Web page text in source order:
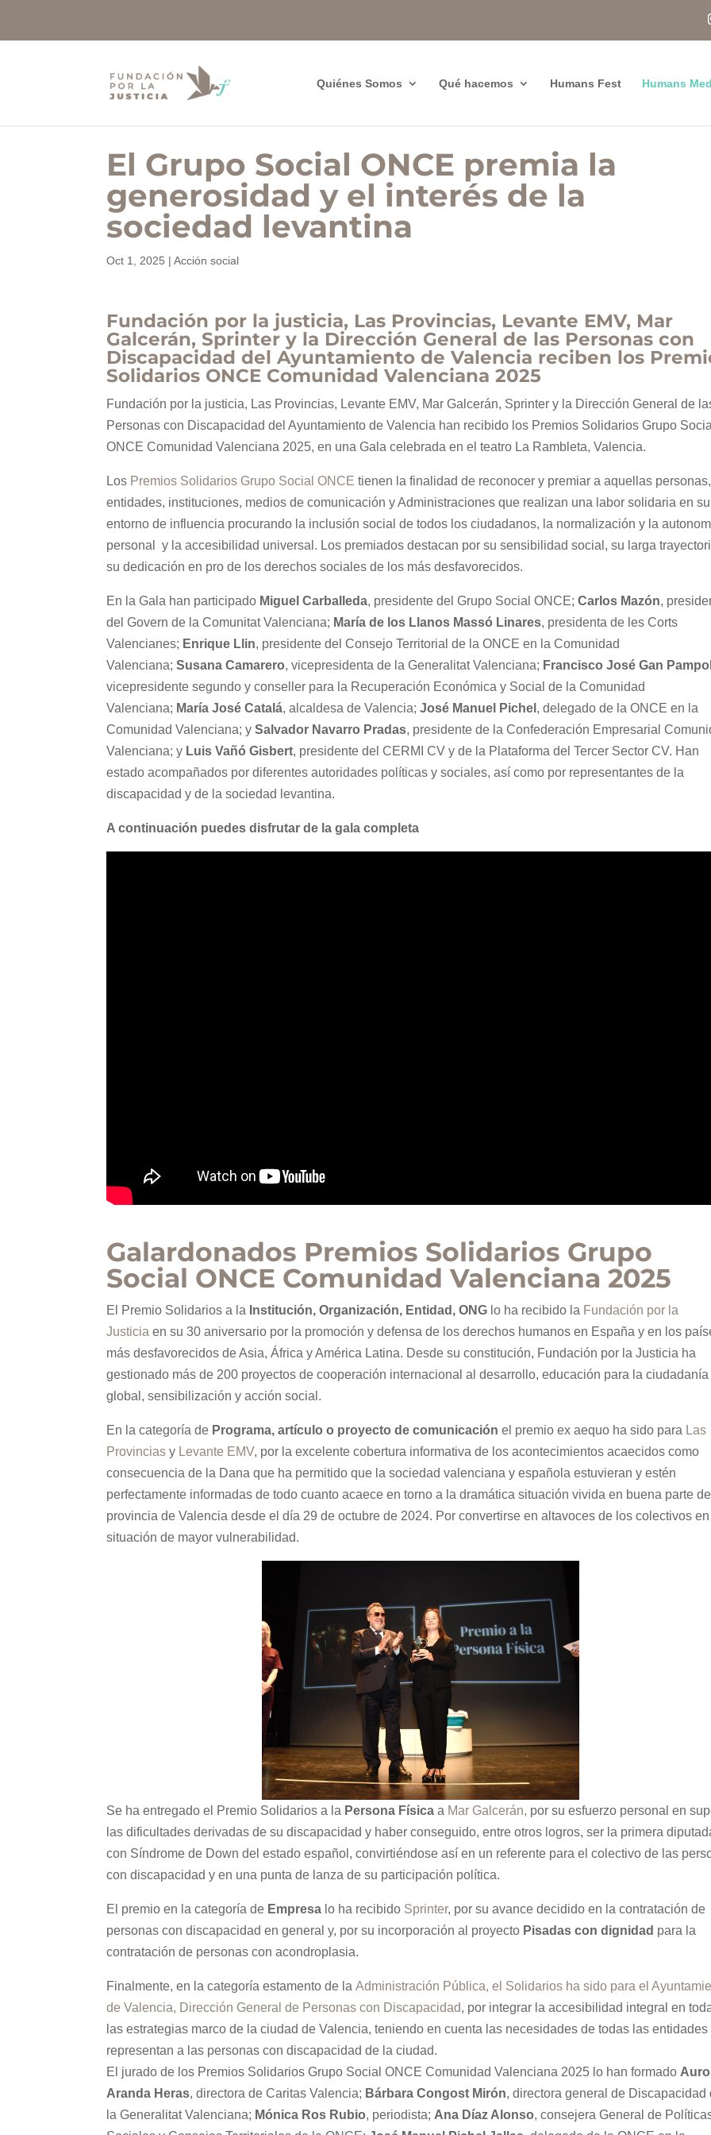
Quiénes Somos Qué hacemos Humans Fest Humans
El Grupo Social ONCE premia la
generosidad y el interés de la
sociedad levantina
Oct 1, 2025 |Acción social
Fundación por la justicia, Las Provincias, Levante EMV, Mar
Galcerán, Sprinter y la Dirección General de las Personas con
Discapacidad del Ayuntamiento de Valencia reciben los
Solidarios ONCE Comunidad Valenciana 2025
Fundación por la justicia, Las Provincias, Levante EMV, Mar Galcerán, Sprinter y la Dirección General de
Personas con Discapacidad del Ayuntamiento de Valencia han recibido los Premios Solidarios Grupo
ONCE Comunidad Valenciana 2025, en una Gala celebrada en el teatro La Rambleta, Valencia.
Los Premios Solidarios Grupo Social ONCE tienen la finalidad de reconocer y premiar a aquellas personas,
entidades, instituciones, medios de comunicación y Administraciones que realizan una labor solidaria en su
entorno de influencia procurando la inclusión social de todos los ciudadanos, la normalización y la
personal y la accesibilidad universal. Los premiados destacan por su sensibilidad social, su larga
su dedicación en pro de los derechos sociales de los más desfavorecidos.
En la Gala han participado Miguel Carballeda, presidente del Grupo Social ONCE;Carlos Mazón,
del Govern de la Comunitat Valenciana; María de los Llanos Massó Linares, presidenta de les Corts
Valencianes; Enrique Llin, presidente del Consejo Territorial de la ONCE en la Comunidad
Valenciana; Susana Camarero, vicepresidenta de la Generalitat Valenciana; Francisco José Gan
vicepresidente segundo y conseller para la Recuperación Económica y Social de la Comunidad
Valenciana; María José Catalá, alcaldesa de Valencia;José Manuel Pichel , delegado de la ONCE en la
Comunidad Valenciana; ySalvador Navarro Pradas, presidente de la Confederación Empresarial
Valenciana; y Luis Vañó Gisbert, presidente del CERMI CV y de la Plataforma del Tercer Sector CV. Han
estado acompañados por diferentes autoridades políticas y sociales, así como por representantes de la
discapacidad y de la sociedad levantina.
A continuación puedes disfrutar de la gala completa
Galardonados Premios Solidarios Grupo
Social ONCE Comunidad Valenciana 2025
El Premio Solidarios a la Institución, Organización, Entidad, ONG lo ha recibido la Fundación por la
Justicia en su 30 aniversario por la promoción y defensa de los derechos humanos en España y en los
más desfavorecidos de Asia, África y América Latina. Desde su constitución, Fundación por la Justicia ha
gestionado más de 200 proyectos de cooperación internacional al desarrollo, educación para la ciudadanía
global, sensibilización y acción social.
En la categoría de Programa, artículo o proyecto de comunicación el premio ex aequo ha sido para Las
Provincias y Levante EMV, por la excelente cobertura informativa de los acontecimientos acaecidos como
consecuencia de la Dana que ha permitido que la sociedad valenciana y española estuvieran y estén
perfectamente informadas de todo cuanto acaece en torno a la dramática situación vivida en buena parte
provincia de Valencia desde el día 29 de octubre de 2024. Por convertirse en altavoces de los colectivos en
situación de mayor vulnerabilidad.
Se ha entregado el Premio Solidarios a la Persona Física a Mar Galcerán, por su esfuerzo personal en
las dificultades derivadas de su discapacidad y haber conseguido, entre otros logros, ser la primera
con Síndrome de Down del estado español, convirtiéndose así en un referente para el colectivo de las
con discapacidad y en una punta de lanza de su participación política.
El premio en la categoría de Empresa lo ha recibido Sprinter, por su avance decidido en la contratación de
personas con discapacidad en general y, por su incorporación al proyecto Pisadas con dignidad para la
contratación de personas con acondroplasia.
Finalmente, en la categoría estamento de laAdministración Pública, el Solidarios ha sido para el
de Valencia, Dirección General de Personas con Discapacidad, por integrar la accesibilidad integral en
las estrategias marco de la ciudad de Valencia, teniendo en cuenta las necesidades de todas las entidades
representan a las personas con discapacidad de la ciudad.
El jurado de los Premios Solidarios Grupo Social ONCE Comunidad Valenciana 2025 lo han formado
Aranda Heras, directora de Caritas Valencia; Bárbara Congost Mirón, directora general de Discapacidad
la Generalitat Valenciana; Mónica Ros Rubio, periodista; Ana Díaz Alonso, consejera General de